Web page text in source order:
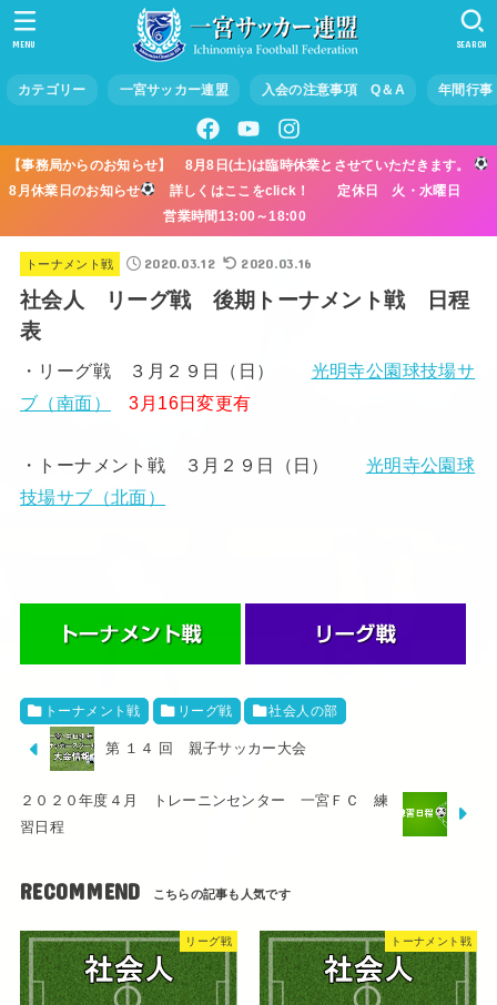
カテゴリー 一宮サッカー連盟 入会の注意事項 Q＆A 年間行事
SEARCH
MENU
【事務局からのお知らせ】 8月8日(土)は臨時休業とさせていただきます。
8月休業日のお知らせ
詳しくはここをclick！ 定休日 火・水曜日
営業時間13:00～18:00
トーナメント戦 2020.03.12 2020.03.16
社会人 リーグ戦 後期トーナメント戦 日程
表
・リーグ戦 ３月２９日（日） 光明寺公園球技場サ
ブ（南面）
3月16日変更有
・トーナメント戦 ３月２９日（日） 光明寺公園球
技場サブ（北面）
トーナメント戦 リーグ戦 社会人の部
第 １４ 回 親子サッカー大会
２０２０年度４月 トレーニンセンター 一宮ＦＣ 練
習日程
RECOMMEND
リーグ戦 トーナメント戦